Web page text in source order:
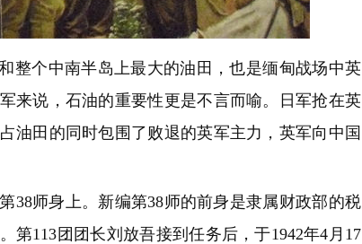
整个中南半岛上最大的油田，也是缅甸战场中英
来说，石油的重要性更是不言而喻。日军抢在英
油田的同时包围了败退的英军主力，英军向中国
38师身上。新编第38师的前身是隶属财政部的税
第113团团长刘放吾接到任务后，于1942年4月17